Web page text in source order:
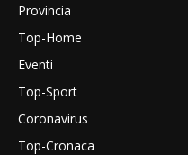
Provincia
Top-Home
Eventi
Top-Sport
Coronavirus
Top-Cronaca